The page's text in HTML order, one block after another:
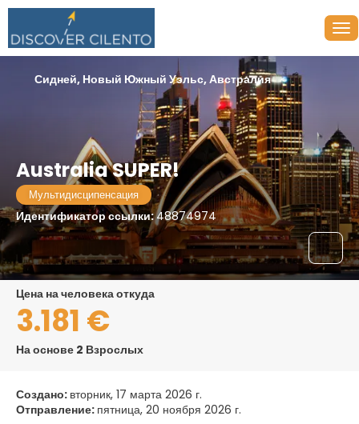
Australia SUPER!
Мультидисципенсация
Идентификатор ссылки:48874974
Сидней, Новый Южный Уэльс, Австралия
цена на человека откуда
3.181 €
На основе 2 Взрослых
Создано: вторник, 17 марта 2026 г.
Отправление: пятница, 20 ноября 2026 г.